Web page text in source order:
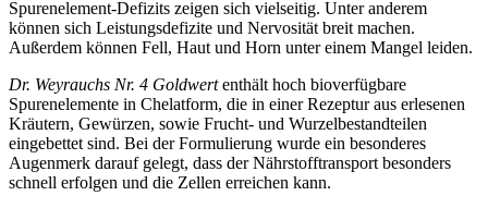
Spurenelement-Defizits zeigen sich vielseitig. Unter anderem
können sich Leistungsdefizite und Nervosität breit machen.
Außerdem können Fell, Haut und Horn unter einem Mangel leiden.
Dr. Weyrauchs Nr. 4 Goldwertenthält hoch bioverfügbare
Spurenelemente in Chelatform, die in einer Rezeptur aus erlesenen
Kräutern, Gewürzen, sowie Frucht- und Wurzelbestandteilen
eingebettet sind. Bei der Formulierung wurde ein besonderes
Augenmerk darauf gelegt, dass der Nährstofftransport besonders
schnell erfolgen und die Zellen erreichen kann.